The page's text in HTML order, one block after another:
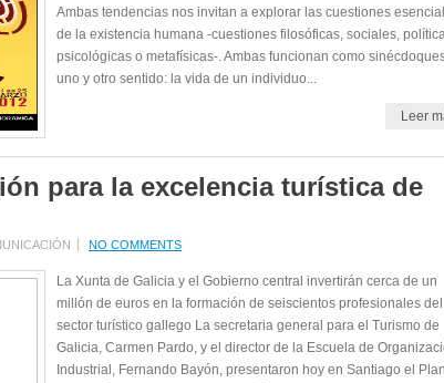
Ambas tendencias nos invitan a explorar las cuestiones
de la existencia humana -cuestiones filosóficas, sociales,
psicológicas o metafísicas-. Ambas funcionan como
uno y otro sentido: la vida de un individuo...
Leer
para la excelencia turística de
NO COMMENTS
La Xunta de Galicia y el Gobierno central invertirán cerca de un
millón de euros en la formación de seiscientos profesionales del
sector turístico gallego La secretaria general para el Turismo de
Galicia, Carmen Pardo, y el director de la Escuela de
Industrial, Fernando Bayón, presentaron hoy en Santiago el